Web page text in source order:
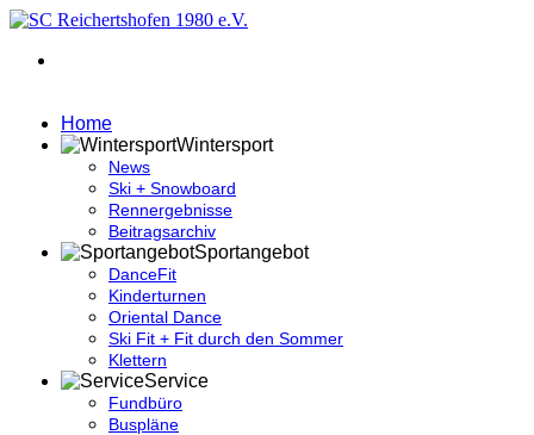
Home
Wintersport
News
Ski + Snowboard
Rennergebnisse
Beitragsarchiv
Sportangebot
DanceFit
Kinderturnen
Oriental Dance
Ski Fit + Fit durch den Sommer
Klettern
Service
Fundbüro
Buspläne